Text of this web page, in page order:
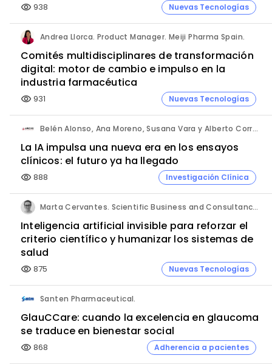
visibility 938 Nuevas Tecnologías
Andrea Llorca. Product Manager. Meiji Pharma Spain.
Comités multidisciplinares de transformación
digital: motor de cambio e impulso en la
industria farmacéutica
visibility 931 Nuevas Tecnologías
Belén Alonso, Ana Moreno, Susana Vara y Alberto Corral. Apices.
La IA impulsa una nueva era en los ensayos
clínicos: el futuro ya ha llegado
visibility 888 Investigación Clínica
Marta Cervantes. Scientific Business and Consultancy. Punta Alta.
Inteligencia artificial invisible para reforzar el
criterio científico y humanizar los sistemas de
salud
visibility 875 Nuevas Tecnologías
Santen Pharmaceutical.
GlauCCare: cuando la excelencia en glaucoma
se traduce en bienestar social
visibility 868 Adherencia a pacientes